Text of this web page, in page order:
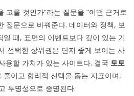
고를 것인가”라는 질문을 “어떤 근거로
질문으로 바꿔준다. 데이터와 정책, 보
때, 표면의 이벤트보다 깊이 있는 기
선택한 상위권은 단지 좋게 보이는 사
용할 가치가 있는 사이트다. 결국 토토
줄이고 합리적 선택을 돕는 지표이며,
투명성으로 증명된다.